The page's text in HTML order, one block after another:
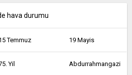
hava durumu
Temmuz 19 Mayis
Yil Abdurrahmangazi